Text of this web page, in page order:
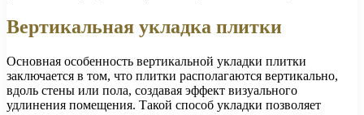
Вертикальная укладка плитки
Основная особенность вертикальной укладки плитки
заключается в том, что плитки располагаются вертикально,
вдоль стены или пола, создавая эффект визуального
удлинения помещения. Такой способ укладки позволяет